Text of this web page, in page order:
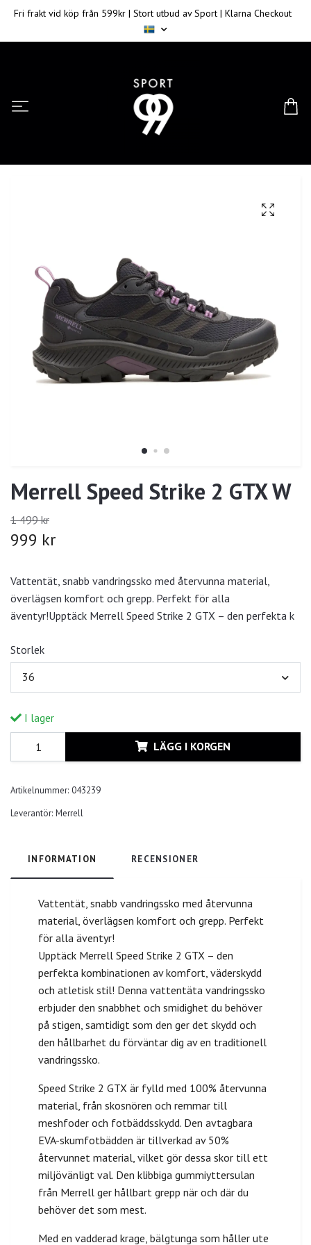
Fri frakt vid köp från 599kr | Stort utbud av Sport | Klarna Checkout
Merrell Speed Strike 2 GTX W
1 499 kr
999 kr
Vattentät, snabb vandringssko med återvunna material,
överlägsen komfort och grepp. Perfekt för alla
äventyr!Upptäck Merrell Speed Strike 2 GTX – den perfekta k
Storlek
36
I lager
LÄGG I KORGEN
Artikelnummer: 043239
Leverantör: Merrell
INFORMATION RECENSIONER
Vattentät, snabb vandringssko med återvunna
material, överlägsen komfort och grepp. Perfekt
för alla äventyr!
Upptäck Merrell Speed Strike 2 GTX – den
perfekta kombinationen av komfort, väderskydd
och atletisk stil! Denna vattentäta vandringssko
erbjuder den snabbhet och smidighet du behöver
på stigen, samtidigt som den ger det skydd och
den hållbarhet du förväntar dig av en traditionell
vandringssko.
Speed Strike 2 GTX är fylld med 100% återvunna
material, från skosnören och remmar till
meshfoder och fotbäddsskydd. Den avtagbara
EVA-skumfotbädden är tillverkad av 50%
återvunnet material, vilket gör dessa skor till ett
miljövänligt val. Den klibbiga gummiyttersulan
från Merrell ger hållbart grepp när och där du
behöver det som mest.
Med en vadderad krage, bälgtunga som håller ute